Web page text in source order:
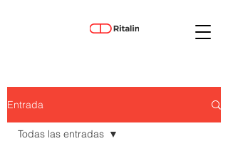
Entrada
Todas las entradas